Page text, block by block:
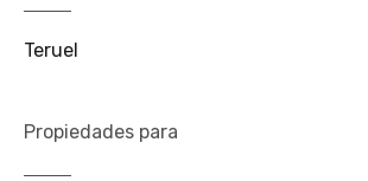
Teruel
Propiedades para